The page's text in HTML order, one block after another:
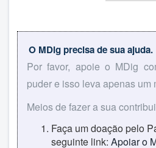
O MDig precisa de sua ajuda.
Por favor, apoie o MDig
puder e isso leva apenas um
Meios de fazer a sua
Faça um doação pelo
seguinte link: Apoiar o